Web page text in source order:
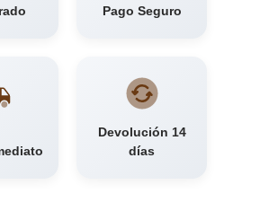
Pago Seguro
Devolución 14
días